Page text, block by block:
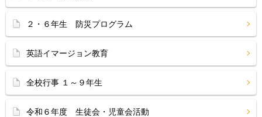
２・６年生 防災プログラム
英語イマージョン教育
全校行事 １～９年生
令和６年度 生徒会・児童会活動